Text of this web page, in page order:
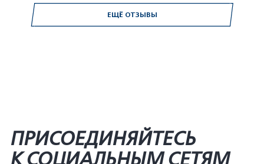
ЕЩЁ ОТЗЫВЫ
ПРИСОЕДИНЯЙТЕСЬ
К СОЦИАЛЬНЫМ СЕТЯМ